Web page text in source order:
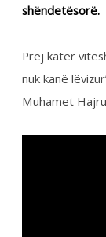
gjitha Regjionet)
CONTINUE
Arkiva,Lajme